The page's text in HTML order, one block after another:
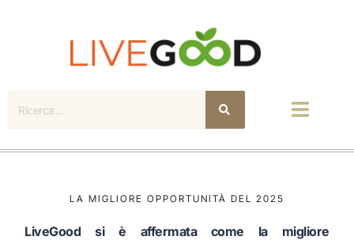
Ricerca
LA MIGLIORE OPPORTUNITÀ DEL 2025
LiveGood si è affermata come la migliore